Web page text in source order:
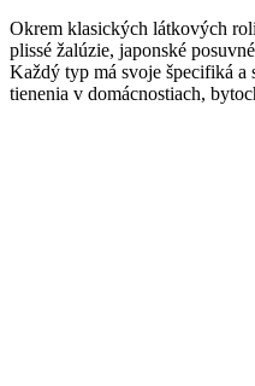
Okrem klasických látkových
plissé žalúzie, japonské
Každý typ má svoje špecifiká
tienenia v domácnostiach,